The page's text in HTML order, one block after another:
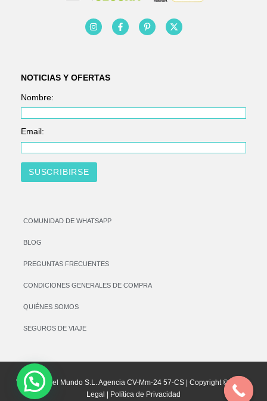
NOTICIAS Y OFERTAS
Nombre:
Email:
COMUNIDAD DE WHATSAPP
BLOG
PREGUNTAS FRECUENTES
CONDICIONES GENERALES DE COMPRA
QUIÉNES SOMOS
SEGUROS DE VIAJE
Vamos por el Mundo S.L. Agencia CV-Mm-24 57-CS | Copyright © | Aviso
Legal | Política de Privacidad